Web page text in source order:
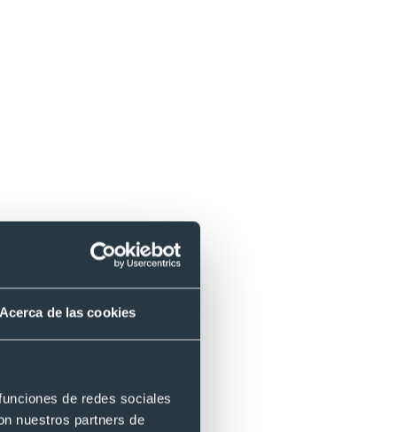
Acerca de las cookies
de redes sociales
nuestros partners de